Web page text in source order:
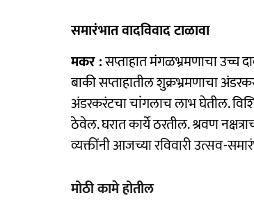
समारंभात वादविवाद टाळावा
मकर :सप्ताहात मंगळभ्रमणाचा उच्च
बाकी सप्ताहातील शुक्रभ्रमणाचा
अंडरकरंटचा चांगलाच लाभ घेतील.
ठेवेल. घरात कार्ये ठरतील. श्रवण
व्यक्तींनी आजच्या रविवारी उत्सव-
मोठी कामे होतील